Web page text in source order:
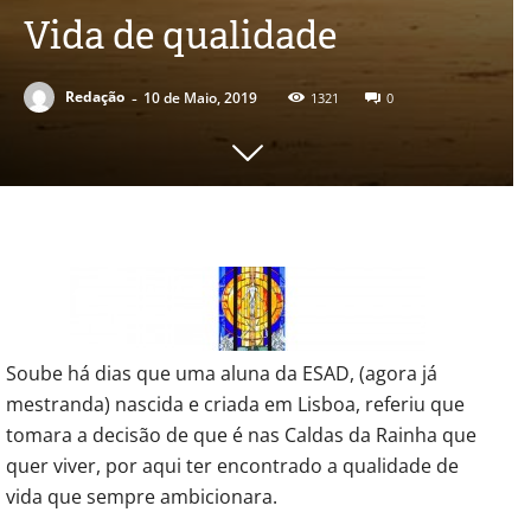
Vida de qualidade
Redação - 10 de Maio, 2019 1321 0
Soube há dias que uma aluna da ESAD, (agora já
mestranda) nascida e criada em Lisboa, referiu que
tomara a decisão de que é nas Caldas da Rainha que
quer viver, por aqui ter encontrado a qualidade de
vida que sempre ambicionara.